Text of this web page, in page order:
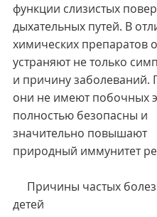
функции слизистых
дыхательных путей. В
химических препаратов
устраняют не только
и причину заболеваний.
они не имеют побочных
полностью безопасны и
значительно повышают
природный иммунитет
детей